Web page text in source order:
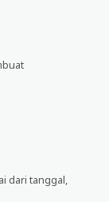
dari tanggal,